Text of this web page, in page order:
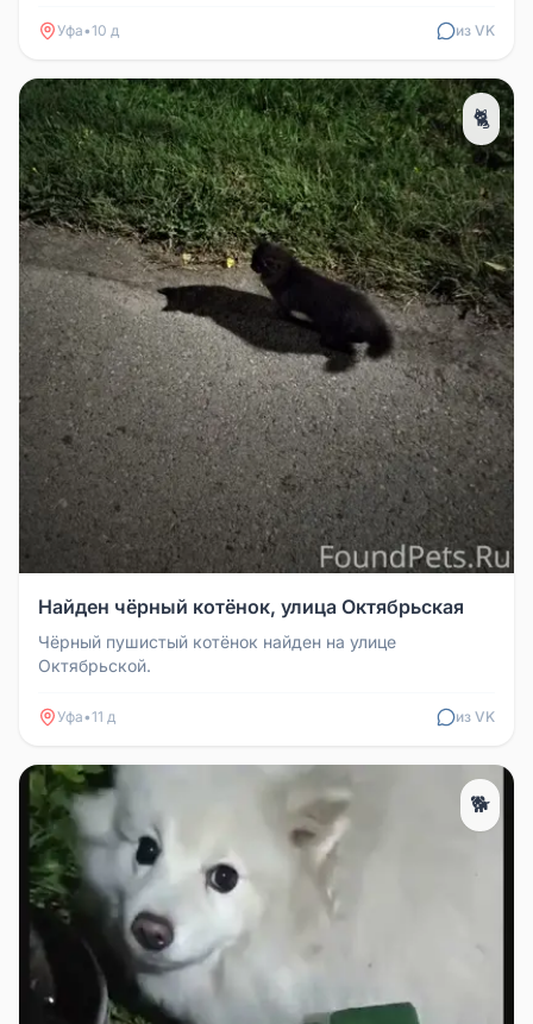
Уфа•10 д из VK
🐈
Найден чёрный котёнок, улица Октябрьская
Чёрный пушистый котёнок найден на улице
Октябрьской.
Уфа•11 д из VK
🐕